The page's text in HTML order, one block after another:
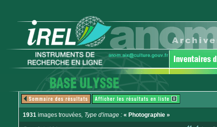
1931 images trouvées, Type d'image : « Photographie »